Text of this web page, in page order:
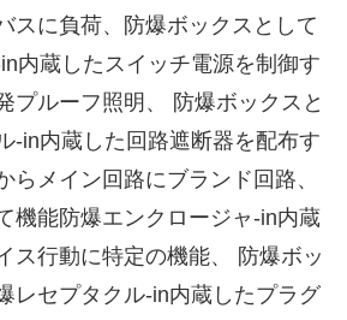
スに負荷、防爆ボックスとして
内蔵したスイッチ電源を制御す
プルーフ照明、 防爆ボックスと
-in内蔵した回路遮断器を配布す
らメイン回路にブランド回路、
機能防爆エンクロージャ-in内蔵
ス行動に特定の機能、 防爆ボッ
レセプタクル-in内蔵したプラグ